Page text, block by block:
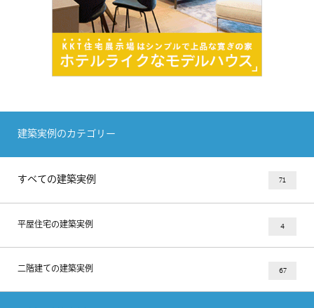
建築実例のカテゴリー
すべての建築実例 71
平屋住宅の建築実例 4
二階建ての建築実例 67